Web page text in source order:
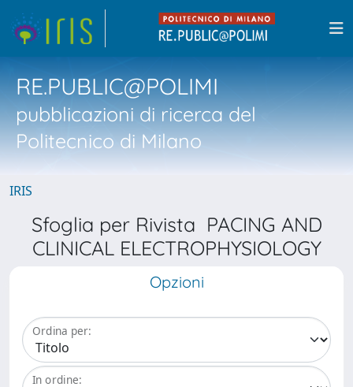
RE.PUBLIC@POLIMI
pubblicazioni di ricerca del
Politecnico di Milano
IRIS
Sfoglia per Rivista PACING AND
CLINICAL ELECTROPHYSIOLOGY
Opzioni
Ordina per:
In ordine: